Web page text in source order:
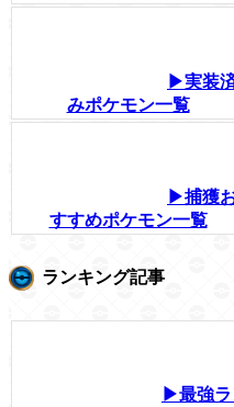
▶実装
みポケモン一覧
▶捕獲
すすめポケモン一覧
ランキング記事
▶最強